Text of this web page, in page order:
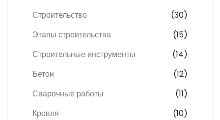
Строительство
(30)
Этапы строительства
(15)
Строительные инструменты
(14)
Бетон
(12)
Сварочные работы
(11)
Кровля
(10)